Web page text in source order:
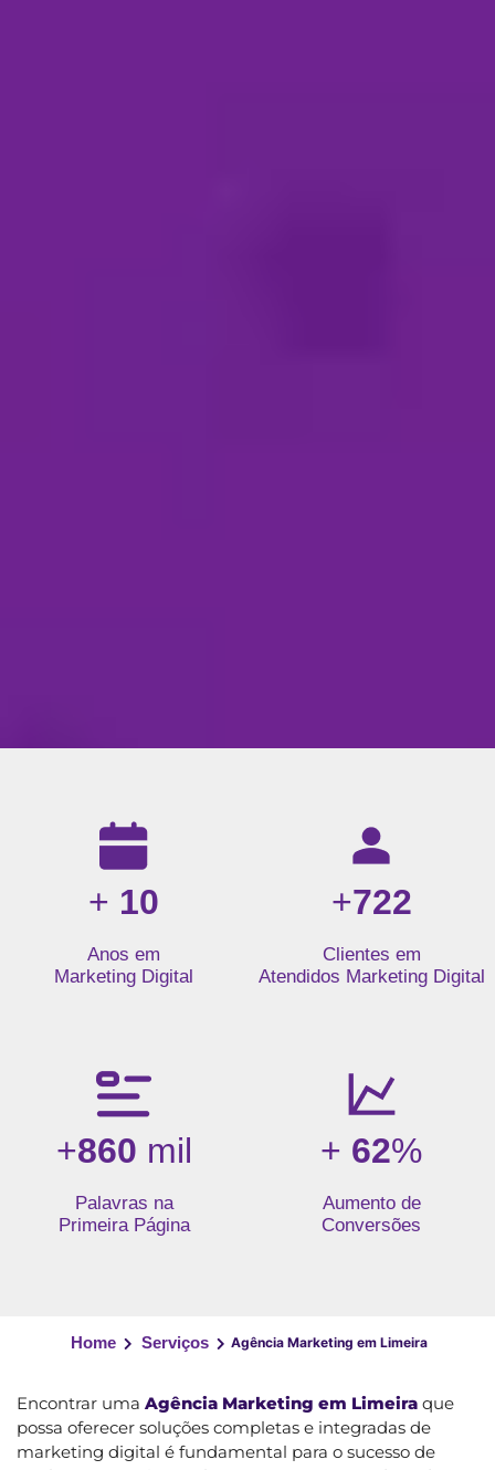
Resultados da nossa agência de marketing digital: mais
+ 10
Anos em
Marketing Digital
+722
Clientes em
Atendidos Marketing Digital
+860 mil
Palavras na
Primeira Página
+ 62%
Aumento de
Conversões
Home Serviços Agência Marketing em Limeira
Encontrar uma Agência Marketing em Limeira que
possa oferecer soluções completas e integradas de
marketing digital é fundamental para o sucesso de